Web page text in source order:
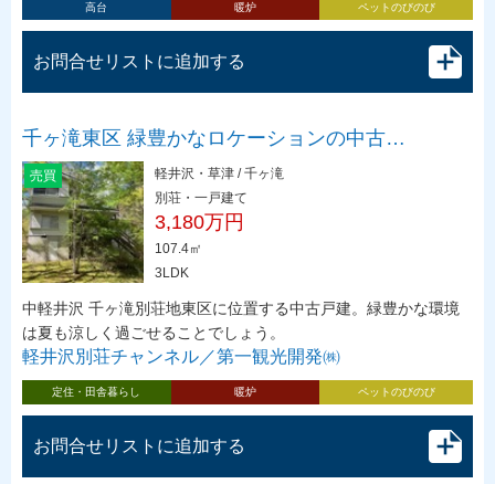
高台 暖炉 ペットのびのび
お問合せリストに追加する
千ヶ滝東区 緑豊かなロケーションの中古…
売買
軽井沢・草津 / 千ヶ滝
別荘・一戸建て
3,180万円
107.4㎡
3LDK
中軽井沢 千ヶ滝別荘地東区に位置する中古戸建。緑豊かな環境
は夏も涼しく過ごせることでしょう。
軽井沢別荘チャンネル／第一観光開発㈱
定住・田舎暮らし 暖炉 ペットのびのび
お問合せリストに追加する